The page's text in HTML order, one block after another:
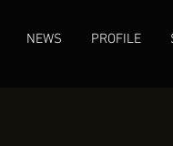
NEWS PROFILE